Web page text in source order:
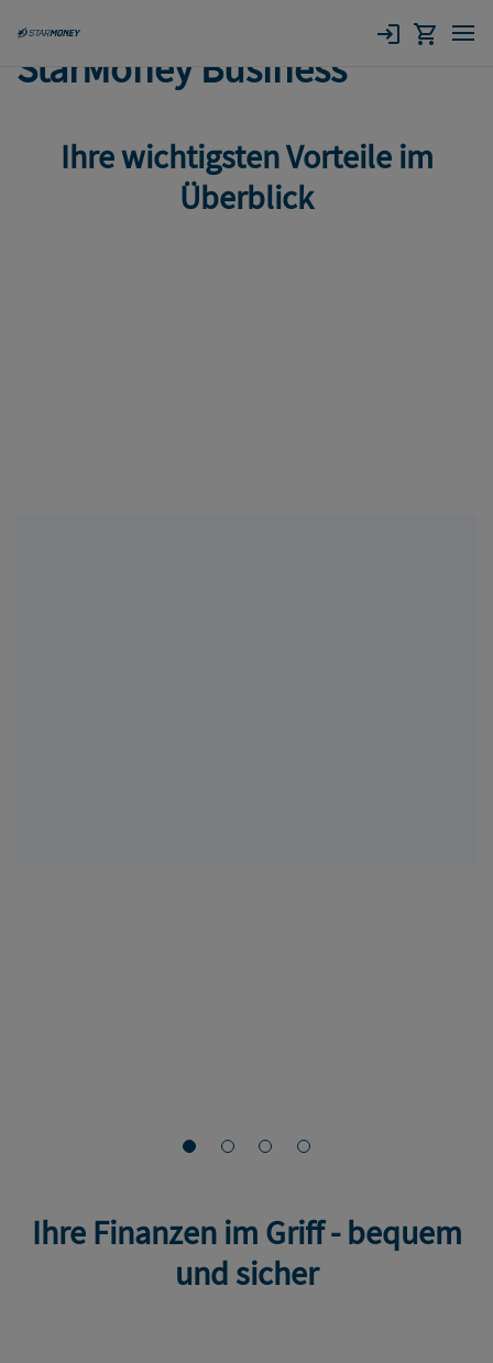
StarMoney Business
Ihre wichtigsten Vorteile im
Überblick
Ihre Finanzen im Griff - bequem
und sicher